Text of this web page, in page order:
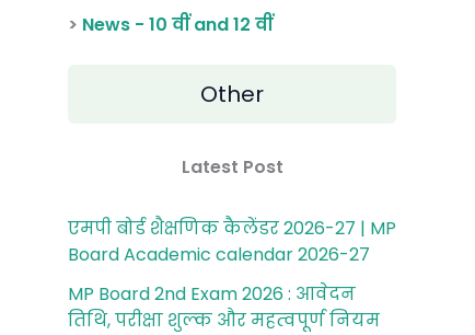
> News - 10 वीं and 12 वीं
Other
Latest Post
एमपी बोर्ड शैक्षणिक कैलेंडर 2026-27 | MP
Board Academic calendar 2026-27
MP Board 2nd Exam 2026 : आवेदन
तिथि, परीक्षा शुल्‍क और महत्‍वपूर्ण नियम